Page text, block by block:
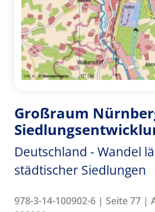
Großraum
Deutschland - Wandel
städtischer Siedlungen
978-3-14-100902-6 | Seite 77 |